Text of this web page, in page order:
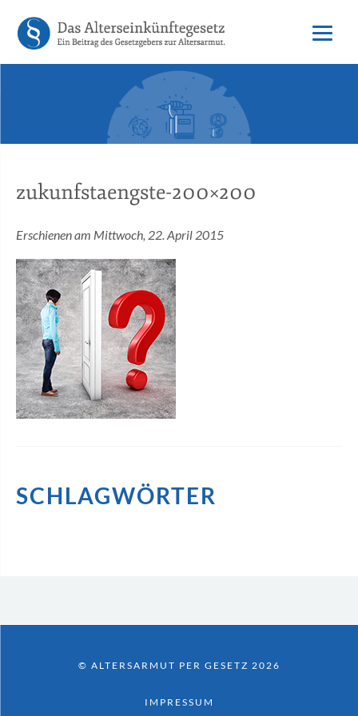
zukunfstaengste-200×200
Erschienen am Mittwoch, 22. April 2015
SCHLAGWÖRTER
© ALTERSARMUT PER GESETZ 2026
IMPRESSUM